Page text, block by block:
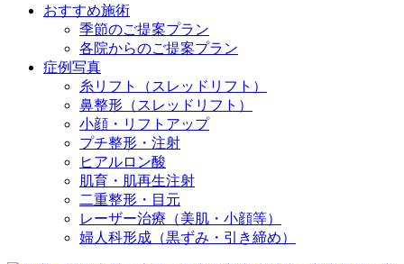
おすすめ施術
季節のご提案プラン
各院からのご提案プラン
症例写真
糸リフト（スレッドリフト）
鼻整形（スレッドリフト）
小顔・リフトアップ
プチ整形・注射
ヒアルロン酸
肌育・肌再生注射
二重整形・目元
レーザー治療（美肌・小顔等）
婦人科形成（黒ずみ・引き締め）